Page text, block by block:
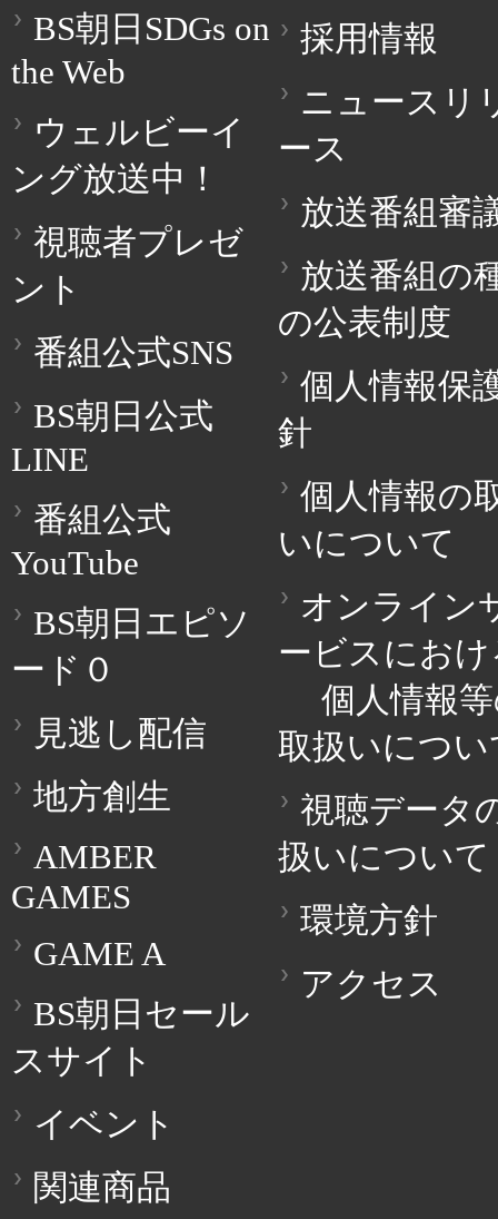
BS朝日SDGs on
the Web
ウェルビーイ
ング放送中！
視聴者プレゼ
ント
番組公式SNS
BS朝日公式
LINE
番組公式
YouTube
BS朝日エピソ
ード０
見逃し配信
地方創生
AMBER
GAMES
GAME A
BS朝日セール
スサイト
イベント
関連商品
採用情報
ニュースリ
ース
放送番組審
放送番組の
の公表制度
個人情報保
針
個人情報の
いについて
オンライン
ービスにお
個人情報
取扱いについ
視聴データ
扱いについて
環境方針
アクセス